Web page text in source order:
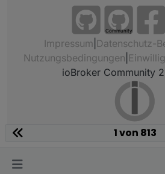
Community
Impressum Datenschutz-
Nutzungsbedingungen
ioBroker Community
1 von 813